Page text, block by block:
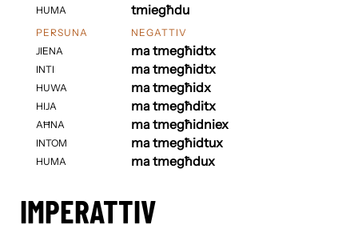
HUMA
tmiegħdu
PERSUNA
JIENA
INTI
HUWA
HIJA
AĦNA
INTOM
HUMA
NEGATTIV
ma tmegħidtx
ma tmegħidtx
ma tmegħidx
ma tmegħditx
ma tmegħidniex
ma tmegħidtux
ma tmegħdux
IMPERATTIV